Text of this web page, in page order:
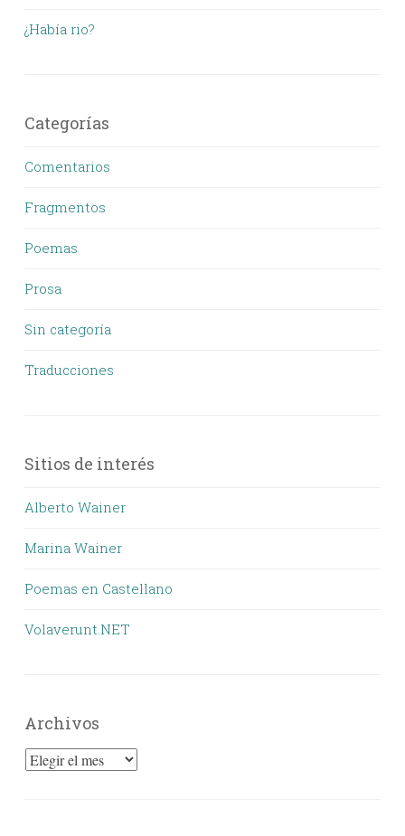
¿Había rio?
Categorías
Comentarios
Fragmentos
Poemas
Prosa
Sin categoría
Traducciones
Sitios de interés
Alberto Wainer
Marina Wainer
Poemas en Castellano
Volaverunt.NET
Archivos
Archivos